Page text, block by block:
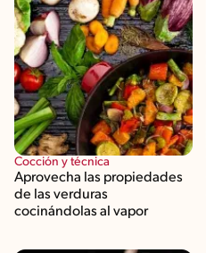
Cocción y técnica
Aprovecha las propiedades
de las verduras
cocinándolas al vapor